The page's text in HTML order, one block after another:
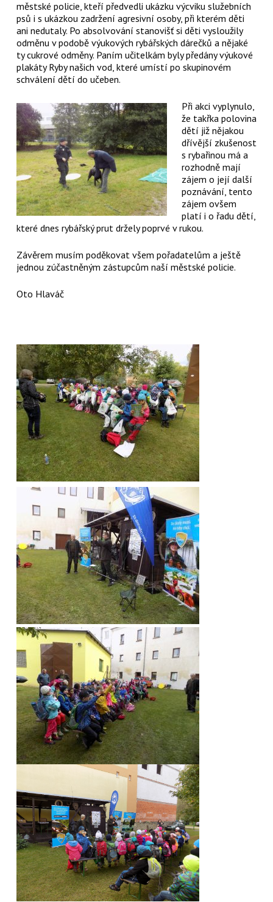
městské policie, kteří předvedli ukázku výcviku služebních
psů i s ukázkou zadržení agresivní osoby, při kterém děti
ani nedutaly. Po absolvování stanovišť si děti vysloužily
odměnu v podobě výukových rybářských dárečků a nějaké
ty cukrové odměny. Paním učitelkám byly předány výukové
plakáty Ryby našich vod, které umístí po skupinovém
schválení dětí do učeben.
Při akci vyplynulo,
že takřka polovina
dětí již nějakou
dřívější zkušenost
s rybařinou má a
rozhodně mají
zájem o její další
poznávání, tento
zájem ovšem
platí i o řadu dětí,
které dnes rybářský prut držely poprvé v rukou.
Závěrem musím poděkovat všem pořadatelům a ještě
jednou zúčastněným zástupcům naší městské policie.
Oto Hlaváč